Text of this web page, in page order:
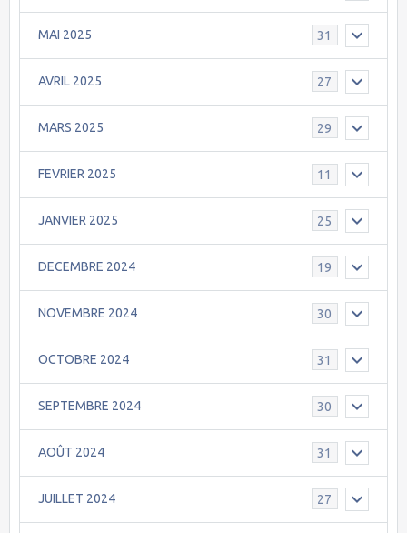
MAI 2025 31
AVRIL 2025 27
MARS 2025 29
FEVRIER 2025 11
JANVIER 2025 25
DECEMBRE 2024 19
NOVEMBRE 2024 30
OCTOBRE 2024 31
SEPTEMBRE 2024 30
AOÛT 2024 31
JUILLET 2024 27